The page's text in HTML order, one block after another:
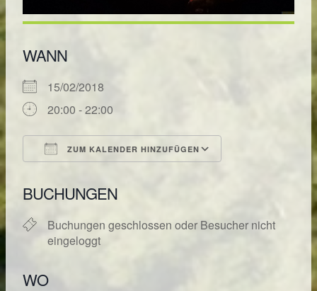
WANN
15/02/2018
20:00 - 22:00
ZUM KALENDER HINZUFÜGEN
BUCHUNGEN
Buchungen geschlossen oder Besucher nicht
eingeloggt
WO